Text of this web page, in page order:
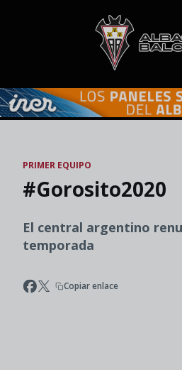
Skip to main content
PRIMER EQUIPO
#Gorosito2020
El central argentino
temporada
Copiar enlace